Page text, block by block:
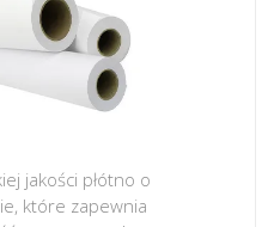
jakości płótno o
które zapewnia